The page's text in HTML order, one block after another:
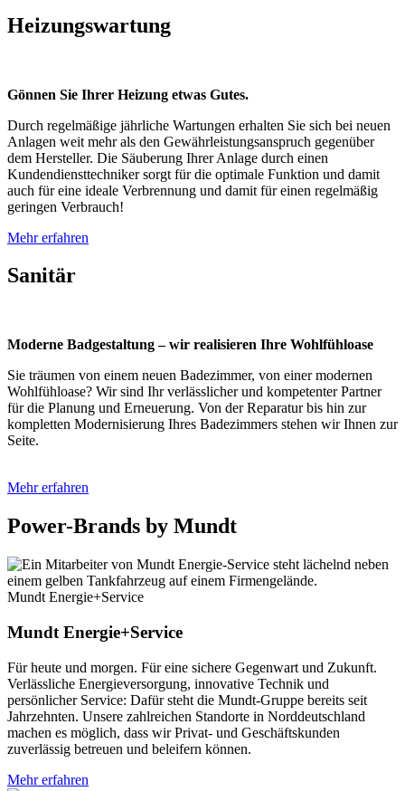
Heizungswartung
Gönnen Sie Ihrer Heizung etwas Gutes.
Durch regelmäßige jährliche Wartungen erhalten Sie sich bei neuen
Anlagen weit mehr als den Gewährleistungsanspruch gegenüber
dem Hersteller. Die Säuberung Ihrer Anlage durch einen
Kundendiensttechniker sorgt für die optimale Funktion und damit
auch für eine ideale Verbrennung und damit für einen regelmäßig
geringen Verbrauch!
Mehr erfahren
Sanitär
Moderne Badgestaltung – wir realisieren Ihre Wohlfühloase
Sie träumen von einem neuen Badezimmer, von einer modernen
Wohlfühloase? Wir sind Ihr verlässlicher und kompetenter Partner
für die Planung und Erneuerung. Von der Reparatur bis hin zur
kompletten Modernisierung Ihres Badezimmers stehen wir Ihnen zur
Seite.
Mehr erfahren
Power-Brands by Mundt
Mundt Energie+Service
Mundt Energie+Service
Für heute und morgen. Für eine sichere Gegenwart und Zukunft.
Verlässliche Energieversorgung, innovative Technik und
persönlicher Service: Dafür steht die Mundt-Gruppe bereits seit
Jahrzehnten. Unsere zahlreichen Standorte in Norddeutschland
machen es möglich, dass wir Privat- und Geschäftskunden
zuverlässig betreuen und beleifern können.
Mehr erfahren